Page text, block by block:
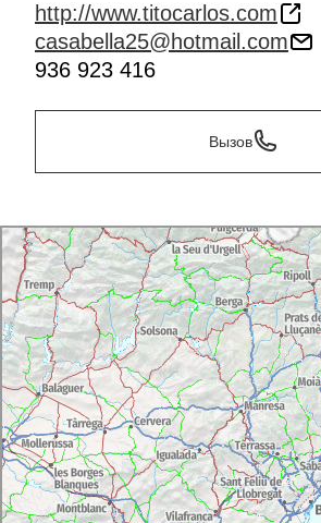
http://www.titocarlos.com
casabella25@hotmail.com
936 923 416
Вызов